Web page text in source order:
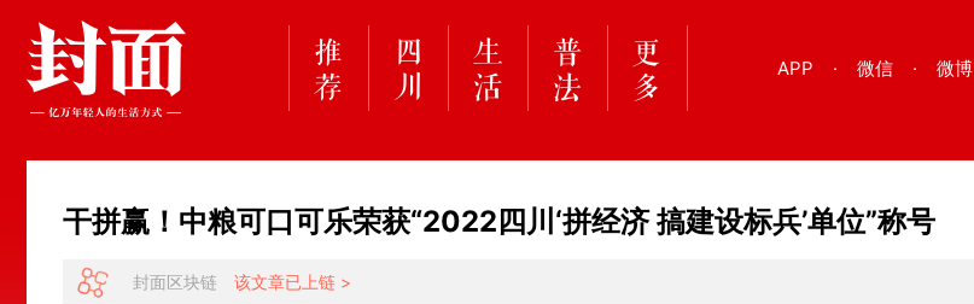
APP · 微信 · 微博
干拼赢！中粮可口可乐荣获“2022四川‘拼经济 搞建设标兵’单位”称号
封面区块链 该文章已上链 >